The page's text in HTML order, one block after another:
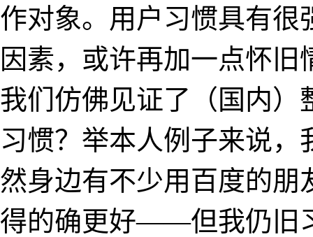
作对象。用户习惯具有很
因素，或许再加一点怀
我们仿佛见证了（国内）
习惯？举本人例子来说
然身边有不少用百度的朋
得的确更好——但我仍旧